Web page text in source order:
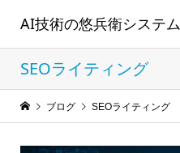
AI技術の悠兵衛システ
SEOライティング
ブログ SEOライティング